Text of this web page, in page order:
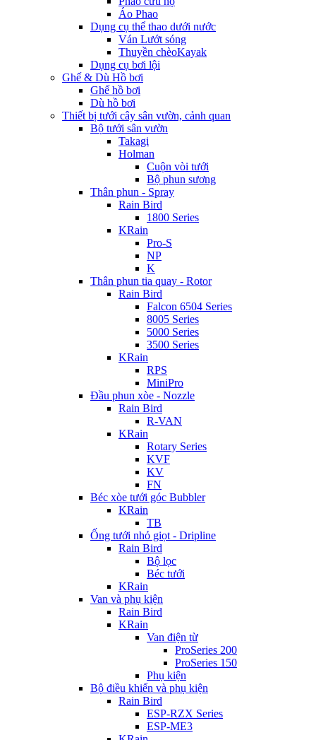
Áo Phao
Dụng cụ thể thao dưới nước
Ván Lướt sóng
Thuyền chèoKayak
Dụng cụ bơi lội
Ghế & Dù Hồ bơi
Ghế hồ bơi
Dù hồ bơi
Thiết bị tưới cây sân vườn, cảnh quan
Bộ tưới sân vườn
Takagi
Holman
Cuộn vòi tưới
Bộ phun sương
Thân phun - Spray
Rain Bird
1800 Series
KRain
Pro-S
NP
K
Thân phun tia quay - Rotor
Rain Bird
Falcon 6504 Series
8005 Series
5000 Series
3500 Series
KRain
RPS
MiniPro
Đầu phun xòe - Nozzle
Rain Bird
R-VAN
KRain
Rotary Series
KVF
KV
FN
Béc xòe tưới góc Bubbler
KRain
TB
Ống tưới nhỏ giọt - Dripline
Rain Bird
Bộ lọc
Béc tưới
KRain
Van và phụ kiện
Rain Bird
KRain
Van điện từ
ProSeries 200
ProSeries 150
Phụ kiện
Bộ điều khiển và phụ kiện
Rain Bird
ESP-RZX Series
ESP-ME3